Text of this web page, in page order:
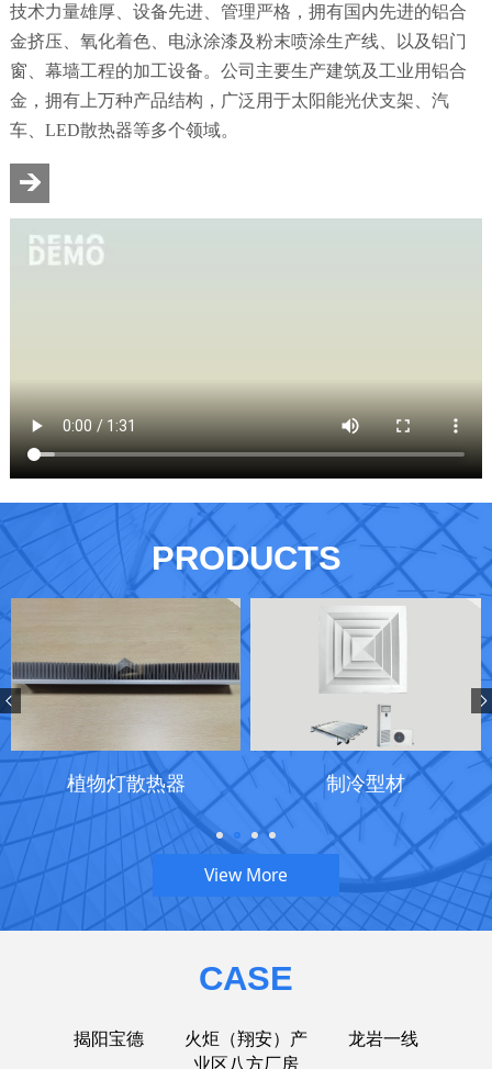
技术力量雄厚、设备先进、管理严格，拥有国内先进的铝合
金挤压、氧化着色、电泳涂漆及粉末喷涂生产线、以及铝门
窗、幕墙工程的加工设备。公司主要生产建筑及工业用铝合
金，拥有上万种产品结构，广泛用于太阳能光伏支架、汽
车、LED散热器等多个领域。
PRODUCTS
植物灯散热器 制冷型材
View More
CASE
揭阳宝德
火炬（翔安）产
业区八方厂房
龙岩一线